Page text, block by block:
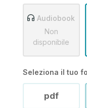
Audiobook
Non
disponibile
Seleziona il tuo
pdf